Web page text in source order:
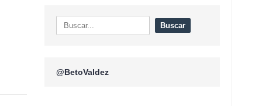
@BetoValdez